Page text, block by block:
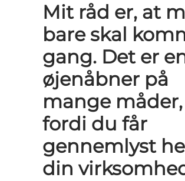
Mit råd er, at
bare skal
gang. Det er
øjenåbner på
mange måder,
fordi du får
gennemlyst
din